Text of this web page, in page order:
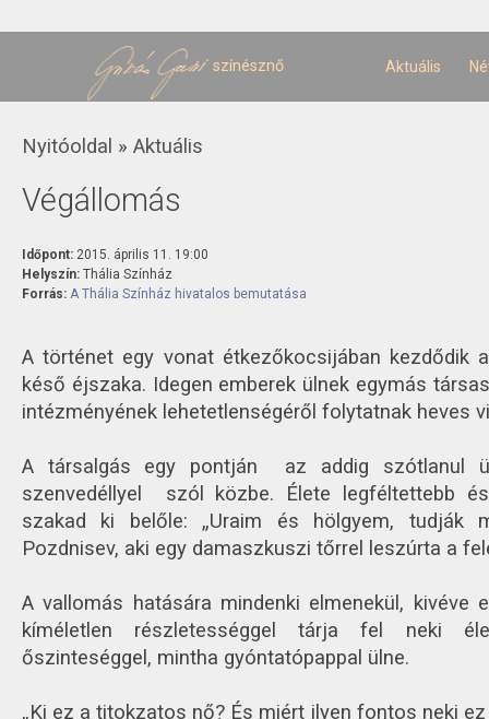
színésznő Aktuális
Jelenlegi hely
Nyitóoldal » Aktuális
Végállomás
Időpont: 2015. április 11. 19:00
Helyszín: Thália Színház
Forrás: A Thália Színház hivatalos bemutatása
A történet egy vonat étkezőkocsijában kezdődik
késő éjszaka. Idegen emberek ülnek egymás
intézményének lehetetlenségéről folytatnak heves
A társalgás egy pontján az addig szótlanul
szenvedéllyel szól közbe. Élete legféltettebb
szakad ki belőle: „Uraim és hölgyem, tudják
Pozdnisev, aki egy damaszkuszi tőrrel leszúrta a
A vallomás hatására mindenki elmenekül, kivéve
kíméletlen részletességgel tárja fel neki
őszinteséggel, mintha gyóntatópappal ülne.
„Ki ez a titokzatos nő? És miért ilyen fontos neki